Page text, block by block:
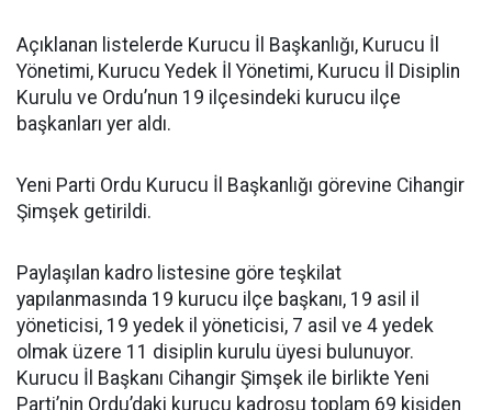
Açıklanan listelerde Kurucu İl Başkanlığı, Kurucu İl
Yönetimi, Kurucu Yedek İl Yönetimi, Kurucu İl Disiplin
Kurulu ve Ordu’nun 19 ilçesindeki kurucu ilçe
başkanları yer aldı.
Yeni Parti Ordu Kurucu İl Başkanlığı görevine Cihangir
Şimşek getirildi.
Paylaşılan kadro listesine göre teşkilat
yapılanmasında 19 kurucu ilçe başkanı, 19 asil il
yöneticisi, 19 yedek il yöneticisi, 7 asil ve 4 yedek
olmak üzere 11 disiplin kurulu üyesi bulunuyor.
Kurucu İl Başkanı Cihangir Şimşek ile birlikte Yeni
Parti’nin Ordu’daki kurucu kadrosu toplam 69 kişiden